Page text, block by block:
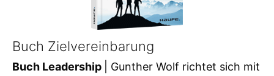
Buch Zielvereinbarung
Buch Leadership
| Gunther Wolf richtet sich mit